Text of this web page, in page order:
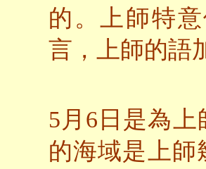
的。上師特
言，上師的語
5月6日是為
的海域是上師